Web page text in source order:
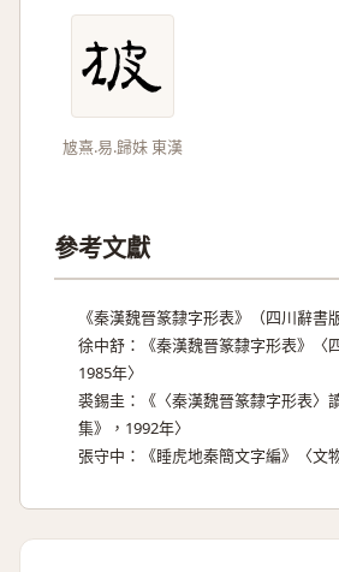
㝿熹.易.歸妹 東漢
參考文獻
《秦漢魏晉篆隸字形表》（四川辭書
徐中舒：《秦漢魏晉篆隸字形表》〈
1985年〉
裘錫圭：《〈秦漢魏晉篆隸字形表〉
集》，1992年〉
張守中：《睡虎地秦簡文字編》〈文